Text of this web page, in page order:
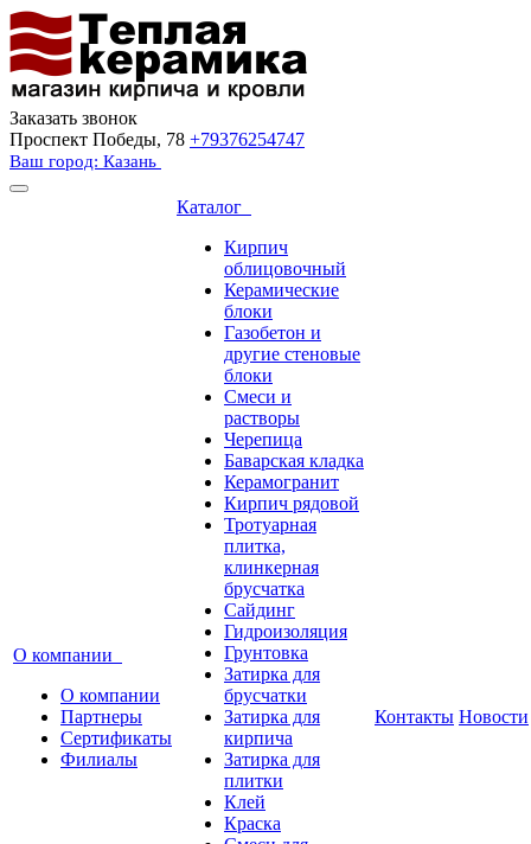
Заказать звонок
Проспект Победы, 78 +79376254747
Ваш город: Казань
О компании
О компании
Партнеры
Сертификаты
Филиалы
Каталог
Кирпич
облицовочный
Керамические
блоки
Газобетон и
другие стеновые
блоки
Смеси и
растворы
Черепица
Баварская кладка
Керамогранит
Кирпич рядовой
Тротуарная
плитка,
клинкерная
брусчатка
Сайдинг
Гидроизоляция
Грунтовка
Затирка для
брусчатки
Затирка для
кирпича
Затирка для
плитки
Клей
Краска
Контакты Новости